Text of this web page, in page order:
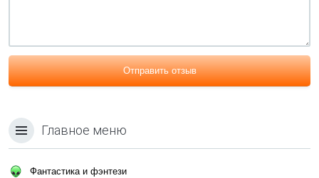
Отправить отзыв
Главное меню
Фантастика и фэнтези